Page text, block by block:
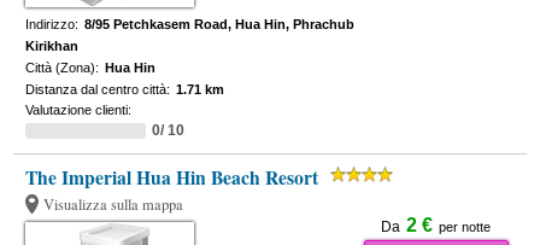
Indirizzo: 8/95 Petchkasem Road, Hua Hin, Phrachub
Kirikhan
Città (Zona): Hua Hin
Distanza dal centro città: 1.71 km
Valutazione clienti:
0/ 10
The Imperial Hua Hin Beach Resort
Visualizza sulla mappa
Da 2 € per notte